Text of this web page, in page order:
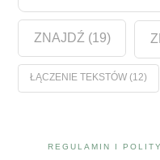
ZNAJDŹ (19)
ŁĄCZENIE TEKSTÓW (12)
REGULAMIN I